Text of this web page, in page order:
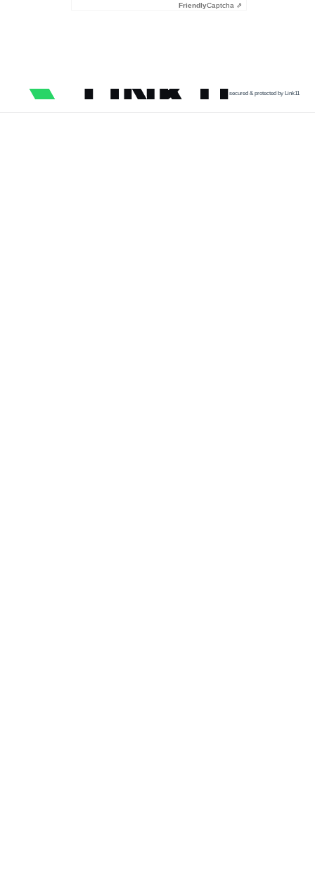
FriendlyCaptcha ⇗
secured & protected by Link11